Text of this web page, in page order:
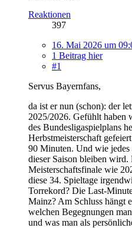
Reaktionen
397
16. Mai 2026 um
1 Beitrag hier
#1
Servus Bayernfans,
da ist er nun (schon): der
2025/2026. Gefühlt haben
des Bundesligaspielplans
Herbstmeisterschaft
90 Minuten. Und wie jedes
dieser Saison bleiben wird.
Meisterschaftsfinale wie
diese 34. Spieltage
Torrekord? Die Last-
Mainz? Am Schluss hängt
welchen Begegnungen
und was man als